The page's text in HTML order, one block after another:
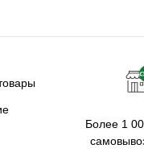
Более 1